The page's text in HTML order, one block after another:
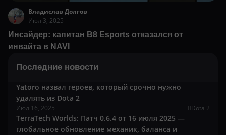
Владислав Долгов
Июл 3, 2025
Инсайдер: капитан B8 Esports отказался от
инвайта в NAVI
Последние новости
Yatoro назвал героев, который срочно нужно
удалять из Dota 2
Июл 16, 2025 Dota 2
TerraTech Worlds: Патч 0.6.4 от 16 июля 2025 —
глобальное обновление механик, баланса и